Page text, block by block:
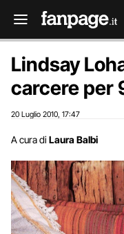
Lindsay
carcere per
20 Luglio 2010 17:47
A cura di Laura Balbi